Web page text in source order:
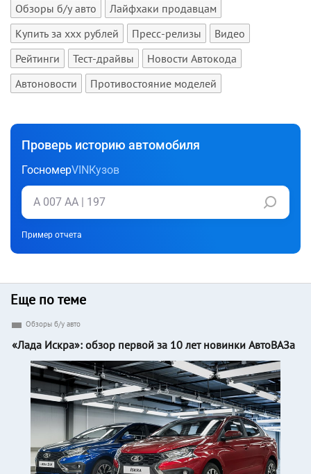
Обзоры б/у авто
Лайфхаки продавцам
Купить за xxx рублей
Пресс-релизы
Видео
Рейтинги
Тест-драйвы
Новости Автокода
Автоновости
Противостояние моделей
Проверь историю автомобиля
ГосномерVINКузов
Пример отчета
Еще по теме
Обзоры б/у авто
«Лада Искра»: обзор первой за 10 лет новинки АвтоВАЗа